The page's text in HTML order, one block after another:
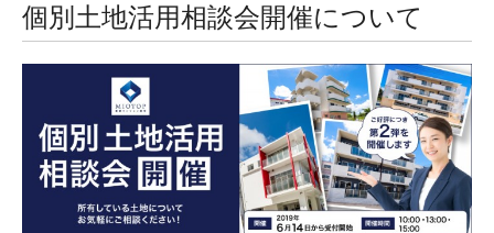
個別土地活用相談会開催について